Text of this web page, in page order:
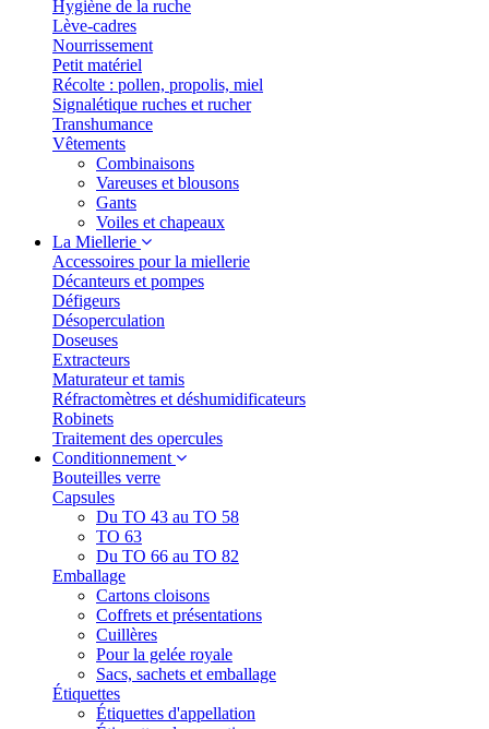
Hygiène de la ruche
Lève-cadres
Nourrissement
Petit matériel
Récolte : pollen, propolis, miel
Signalétique ruches et rucher
Transhumance
Vêtements
Combinaisons
Vareuses et blousons
Gants
Voiles et chapeaux
La Miellerie
Accessoires pour la miellerie
Décanteurs et pompes
Défigeurs
Désoperculation
Doseuses
Extracteurs
Maturateur et tamis
Réfractomètres et déshumidificateurs
Robinets
Traitement des opercules
Conditionnement
Bouteilles verre
Capsules
Du TO 43 au TO 58
TO 63
Du TO 66 au TO 82
Emballage
Cartons cloisons
Coffrets et présentations
Cuillères
Pour la gelée royale
Sacs, sachets et emballage
Étiquettes
Étiquettes d'appellation